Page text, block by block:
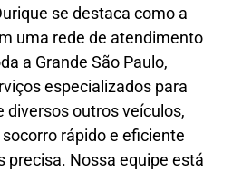
se destaca como a
uma rede de atendimento
a Grande São Paulo,
especializados para
diversos outros veículos,
rápido e eficiente
precisa. Nossa equipe está